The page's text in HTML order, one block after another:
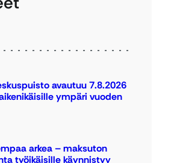
avautuu 7.8.2026
ympäri vuoden
arkea – maksuton
työikäisille käynnistyy